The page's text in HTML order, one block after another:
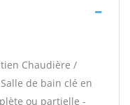
Chaudière /
de bain clé en
ou partielle -